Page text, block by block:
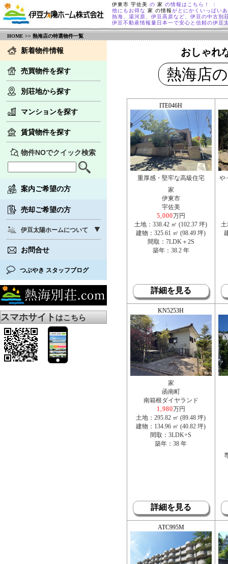
伊東市 宇佐美 の 家 の情報はこちら！ ：
他にもお得な 家 の情報がとにかくいっぱい
熱海、湯河原、伊豆高原など、伊豆の中古別
伊豆不動産情報量日本一で安心と信頼の伊豆
HOME >> 熱海店の特選物件一覧
新着物件情報
売買物件を探す
別荘地から探す
マンションを探す
賃貸物件を探す
物件NOでクイック検索
案内ご希望の方
売却ご希望の方
伊豆太陽ホームについて
お問合せ
つぶやき スタッフブログ
スマホサイトはこちら
おしゃれ
熱海店
ITE046H
重厚感・堅牢な高級住宅
家
伊東市
宇佐美
5,000万円
土地：338.42 ㎡ (102.37 坪)
建物：325.61 ㎡ (98.49 坪)
間取：7LDK＋2S
築年：38.2 年
や
土
詳細を見る
KN5253H
家
函南町
南箱根ダイヤランド
1,980万円
土地：295.82 ㎡ (89.48 坪)
建物：134.96 ㎡ (40.82 坪)
間取：3LDK+S
築年：38 年
詳細を見る
ATC995M